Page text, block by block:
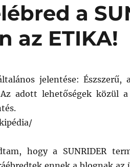
a
az ETIKA!
jelentése: Észszerű,
adott lehetőségek közül
hogy a SUNRIDER